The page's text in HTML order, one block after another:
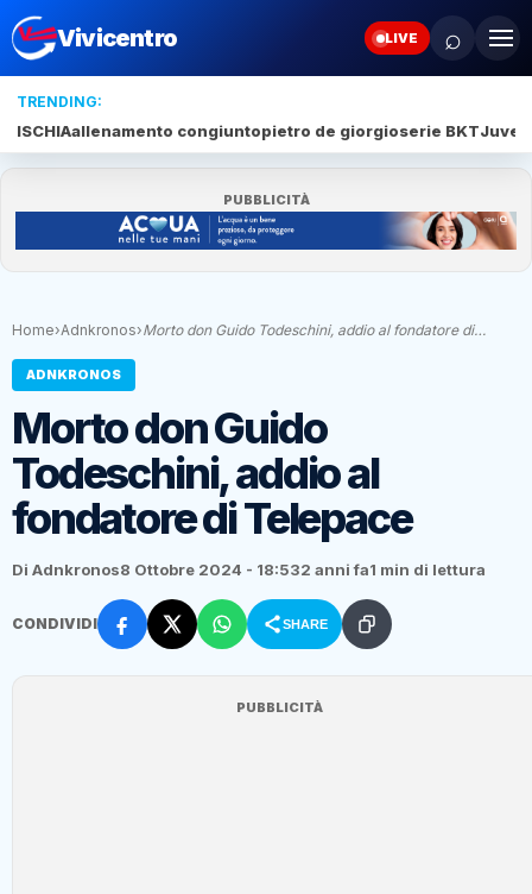
Vivicentro LIVE ⌕
TRENDING:
ISCHIAallenamento congiuntopietro de giorgioserie BKTJuve
PUBBLICITÀ
Home›Adnkronos›Morto don Guido Todeschini, addio al fondatore di…
ADNKRONOS
Morto don Guido
Todeschini, addio al
fondatore di Telepace
Di Adnkronos8 Ottobre 2024 - 18:532 anni fa1 min di lettura
CONDIVIDI SHARE
PUBBLICITÀ